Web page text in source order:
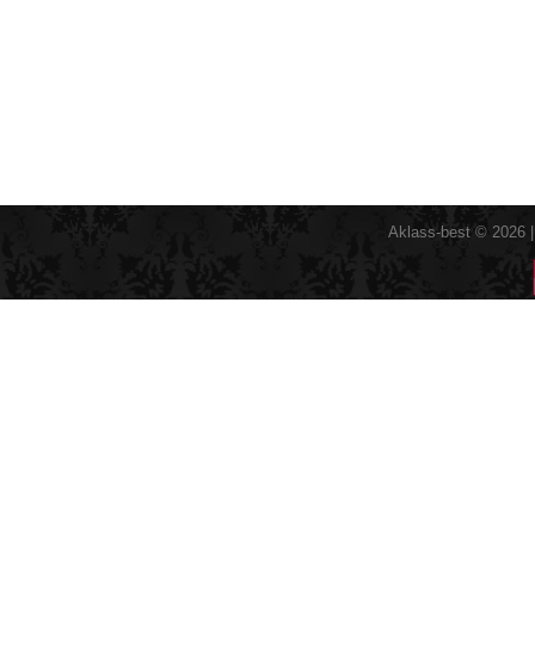
Aklass-best © 2026